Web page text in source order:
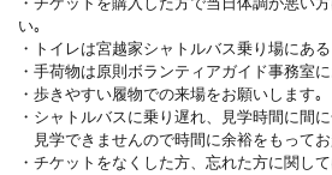
い｡
・トイレは宮越家シャトルバス乗り場にあ
・手荷物は原則ボランティアガイド事務室
・歩きやすい履物での来場をお願いします｡
・シャトルバスに乗り遅れ、見学時間に間
見学できませんので時間に余裕をもってお
・チケットをなくした方、忘れた方に関し